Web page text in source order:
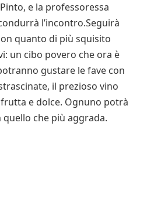
e la professoressa
l’incontro.Seguirà
quanto di più squisito
un cibo povero che ora è
gustare le fave con
il prezioso vino
e dolce. Ognuno potrà
che più aggrada.